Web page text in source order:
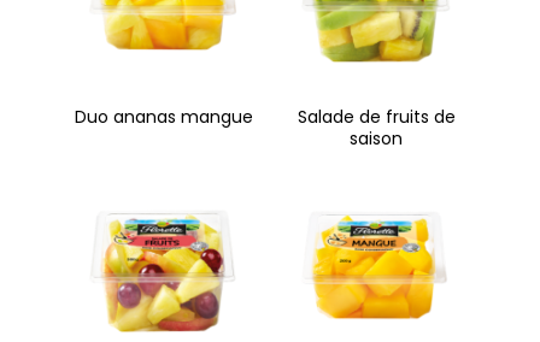
Duo ananas mangue
Salade de fruits de
saison